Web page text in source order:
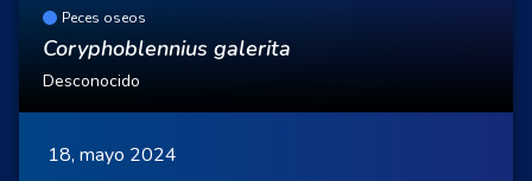
Peces oseos
Coryphoblennius galerita
Desconocido
18, mayo 2024